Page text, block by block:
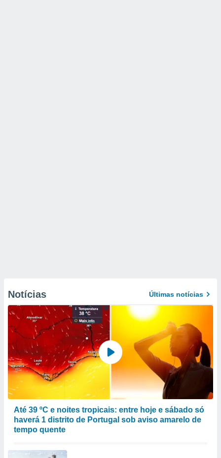
Notícias Últimas notícias
Até 39 ºC e noites tropicais: entre hoje e sábado só
haverá 1 distrito de Portugal sob aviso amarelo de
tempo quente